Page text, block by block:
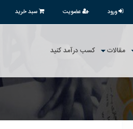
ورود عضویت سبد خرید
مقالات کسب درآمد کنید